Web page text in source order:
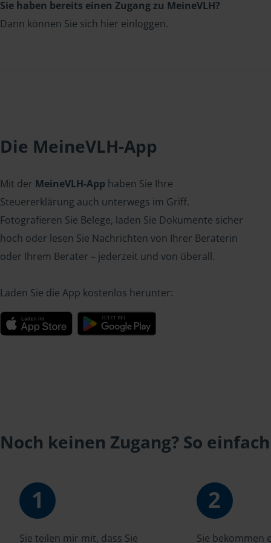
Sie haben bereits einen Zugang zu MeineVLH?
Dann können Sie sich hier einloggen.
Die MeineVLH-App
Mit der MeineVLH-App haben Sie Ihre
Steuererklärung auch unterwegs im Griff.
Fotografieren Sie Belege, laden Sie Dokumente sicher
hoch oder lesen Sie Nachrichten von Ihrer Beraterin
oder Ihrem Berater – jederzeit und von überall.
Laden Sie die App kostenlos herunter:
Noch keinen Zugang? So
1
Sie teilen mir mit, dass Sie
2
Sie bekommen